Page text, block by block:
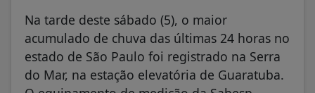
Na tarde deste sábado (5), o maior
acumulado de chuva das últimas 24 horas no
estado de São Paulo foi registrado na Serra
do Mar, na estação elevatória de Guaratuba.